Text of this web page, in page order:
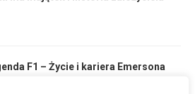
F1 – Życie i kariera Emersona